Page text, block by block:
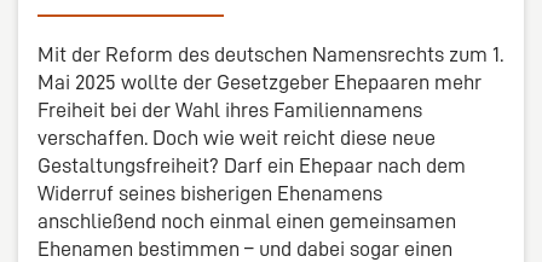
Mit der Reform des deutschen Namensrechts zum 1.
Mai 2025 wollte der Gesetzgeber Ehepaaren mehr
Freiheit bei der Wahl ihres Familiennamens
verschaffen. Doch wie weit reicht diese neue
Gestaltungsfreiheit? Darf ein Ehepaar nach dem
Widerruf seines bisherigen Ehenamens
anschließend noch einmal einen gemeinsamen
Ehenamen bestimmen – und dabei sogar einen